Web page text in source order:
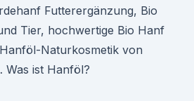
Futterergänzung, Bio
Tier, hochwertige Bio Hanf
Naturkosmetik von
ist Hanföl?